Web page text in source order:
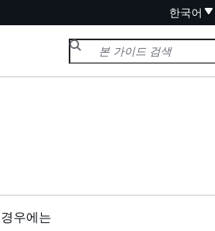
한국어
우에는